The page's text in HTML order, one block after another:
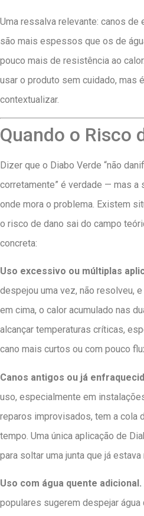
Uma ressalva relevante: canos
são mais espessos que os de
pouco mais de resistência ao
usar o produto sem cuidado, mas
contextualizar.
Quando o Risco
Dizer que o Diabo Verde “não
corretamente” é verdade — mas a
onde mora o problema. Existem
o risco de dano sai do campo
concreta:
Uso excessivo ou múltiplas
despejou uma vez, não resolveu,
em cima, o calor acumulado nas
alcançar temperaturas críticas,
cano mais curtos ou com pouco
Canos antigos ou já
uso, especialmente em
reparos improvisados, tem a cola
tempo. Uma única aplicação de
para soltar uma junta que já estava
Uso com água quente adicional.
populares sugerem despejar